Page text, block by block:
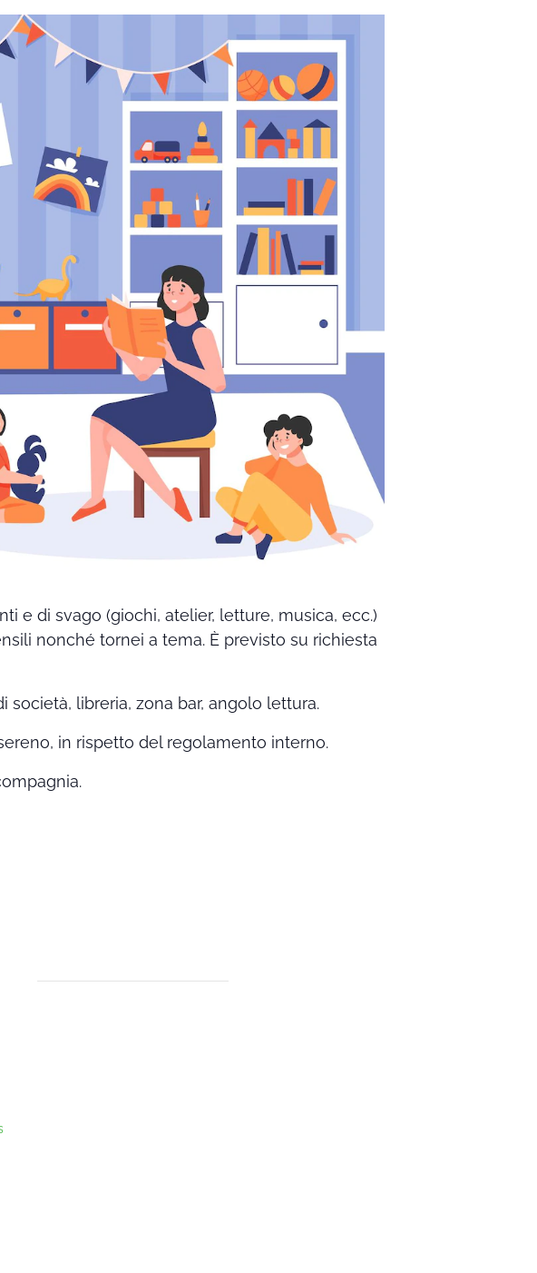
e di svago (giochi, atelier, letture, musica, ecc.)
nonché tornei a tema. È previsto su richiesta
società, libreria, zona bar, angolo lettura.
in rispetto del regolamento interno.